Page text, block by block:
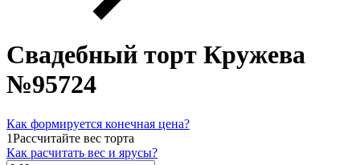
Свадебный торт Кружева
№95724
Как формируется конечная цена?
1Рассчитайте вес торта
Как расчитать вес и ярусы?